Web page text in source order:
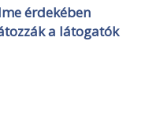
érdekében
a látogatók